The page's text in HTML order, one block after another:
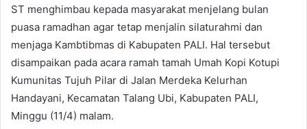
ST menghimbau kepada masyarakat menjelang bulan
puasa ramadhan agar tetap menjalin silaturahmi dan
menjaga Kambtibmas di Kabupaten PALI. Hal tersebut
disampaikan pada acara ramah tamah Umah Kopi Kotupi
Kumunitas Tujuh Pilar di Jalan Merdeka Kelurhan
Handayani, Kecamatan Talang Ubi, Kabupaten PALI,
Minggu (11/4) malam.